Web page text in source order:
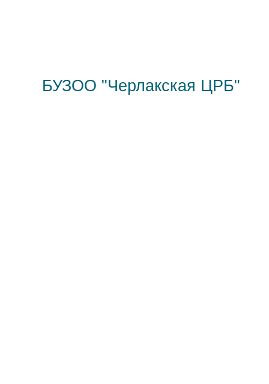
БУЗОО "Черлакская ЦРБ"